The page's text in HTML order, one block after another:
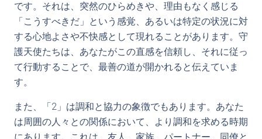
です。それは、突然のひらめきや、理由もなく感じる
「こうすべきだ」という感覚、あるいは特定の状況に対
する心地よさや不快感として現れることがあります。守
護天使たちは、あなたがこの直感を信頼し、それに従っ
て行動することで、最善の道が開かれると伝えていま
す。
また、「2」は調和と協力の象徴でもあります。あなた
は周囲の人々との関係において、より調和を求める時期